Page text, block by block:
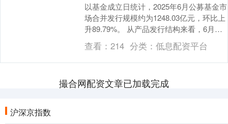
以基金成立日统计，2025年6月公募基金市
场合并发行规模约为1248.03亿元，环比上
升89.79%。 从产品发行结构来看，6月债
券型基金发行规模最大，超过50....
查看：214 分类： 低息配资平台
撮合网配资文章已加载完成
沪深京指数